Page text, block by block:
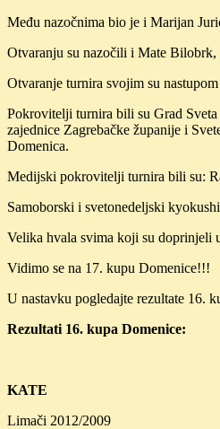
Među nazočnima bio je i Marijan
Otvaranju su nazočili i Mate
Otvaranje turnira svojim su
Pokrovitelji turnira bili su Grad Sveta
zajednice Zagrebačke županije i
Domenica.
Medijski pokrovitelji turnira bili su:
Samoborski i svetonedeljski
Velika hvala svima koji su doprinjeli
Vidimo se na 17. kupu Domenice!!!
U nastavku pogledajte rezultate 16.
Rezultati 16. kupa Domenice:
KATE
Limači 2012/2009